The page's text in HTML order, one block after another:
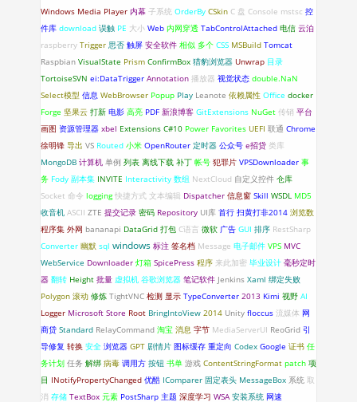
Windows Media Player 内幕 子系统 OrderBy CSkin C 盘 Console mstsc 控
件库 download 误触 PE 大小 Web 内网穿透 TabControlAttached 电信 云泊
raspberry Trigger 思否 触屏 安全软件 相似 多个 CSS MSBuild Tomcat
Raspbian VisualState Prism ConfirmBox 猎豹浏览器 Unwrap 目录
TortoiseSVN ei:DataTrigger Annotation 播放器 视觉状态 double.NaN
Select模型 信息 WebBrowser Popup Play Leanote 依赖属性 Office docker
Forge 坚果云 打新 电影 高亮 PDF 新浪博客 GitExtensions NuGet 传销 平台
画图 资源管理器 xbel Extensions C#10 Power Favorites UEFI 联通 Chrome
徐明锋 导出 VS Routed 小米 OpenRouter 定时器 公众号 e招贷 类库
MongoDB 计算机 单例 列表 离线下载 补丁 帐号 犯罪片 VPSDownloader 事
务 Fody 副本集 INVITE Interactivity 数组 NextCloud 自定义控件 仓库
Socket 命令 logging 快捷方式 文本编辑 Dispatcher 信息窗 Skill WSDL MD5
收音机 ASCII ZTE 提交记录 密码 Repository UI库 首行 扫黄打非2014 浏览数
程序集 外网 bananapi DataGrid 打包 C语言 微软 广告 GUI 排序 RestSharp
Converter 幽默 sql windows 标注 签名档 Message 电子邮件 VPS MVC
WebService Downloader 灯箱 SpicePress 程序 来此加密 毕业设计 毫秒定时
器 翻转 Height 批量 虚拟机 谷歌浏览器 笔记软件 Jenkins Xaml 绑定失败
Polygon 滚动 修炼 TightVNC 检测 显示 TypeConverter 2013 Kimi 视野 AI
Logger Microsoft Store Root BringIntoView 2014 Unity floccus 流媒体 网
商贷 Standard RelayCommand 淘宝 消息 字节 MediaServerUI ReoGrid 引
导修复 转换 安全 浏览器 GPT 剧情片 图标缓存 重定向 Codex Google 证书 任
务计划 任务 解绑 病毒 调用方 按钮 书单 游戏 ContentStringFormat patch 项
目 INotifyPropertyChanged 优酷 IComparer 固定表头 MessageBox 系统 取
消 存储 TextBox 元素 PostSharp 主题 深度学习 WSA 安装系统 网速